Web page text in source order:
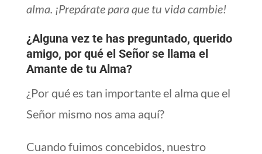
alma. ¡Prepárate para que tu vida cambie!
¿Alguna vez te has preguntado, querido
amigo, por qué el Señor se llama el
Amante de tu Alma?
¿Por qué es tan importante el alma que el
Señor mismo nos ama aquí?
Cuando fuimos concebidos, nuestro